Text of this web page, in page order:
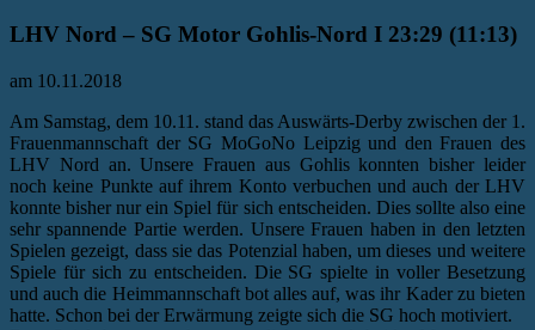
LHV Nord – SG Motor Gohlis-Nord I 23:29 (11:13)
am 10.11.2018
Am Samstag, dem 10.11. stand das Auswärts-Derby zwischen der 1.
Frauenmannschaft der SG MoGoNo Leipzig und den Frauen des
LHV Nord an. Unsere Frauen aus Gohlis konnten bisher leider
noch keine Punkte auf ihrem Konto verbuchen und auch der LHV
konnte bisher nur ein Spiel für sich entscheiden. Dies sollte also eine
sehr spannende Partie werden. Unsere Frauen haben in den letzten
Spielen gezeigt, dass sie das Potenzial haben, um dieses und weitere
Spiele für sich zu entscheiden. Die SG spielte in voller Besetzung
und auch die Heimmannschaft bot alles auf, was ihr Kader zu bieten
hatte. Schon bei der Erwärmung zeigte sich die SG hoch motiviert.